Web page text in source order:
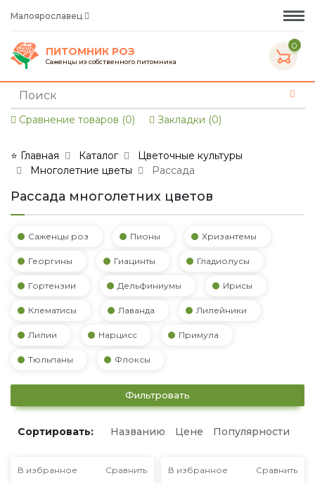
Малоярославец
ПИТОМНИК РОЗ
Саженцы из собственного питомника
0
Сравнение товаров (0) Закладки (0)
⭐ Главная Каталог
Цветочные культуры
Многолетние цветы
Рассада
Рассада многолетних цветов
Саженцы роз Пионы Хризантемы
Георгины Гиацинты Гладиолусы
Гортензии Дельфиниумы Ирисы
Клематисы Лаванда Лилейники
Лилии Нарцисс Примула
Тюльпаны Флоксы
Фильтровать
Сортировать: Названию Цене Популярности
В избранное Сравнить В избранное Сравнить